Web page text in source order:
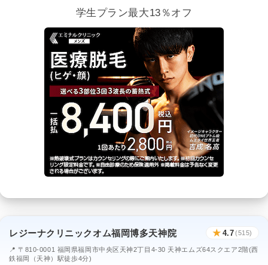
学生プラン最大13％オフ
レジーナクリニックオム福岡博多天神院 ★ 4.7(515)
📍 〒810-0001 福岡県福岡市中央区天神2丁目4-30 天神エムズ64スクエア2階(西
鉄福岡（天神）駅徒歩4分)